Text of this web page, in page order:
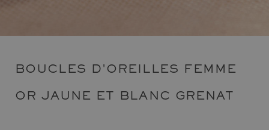
BOUCLES D'OREILLES FEMME
OR JAUNE ET BLANC GRENAT